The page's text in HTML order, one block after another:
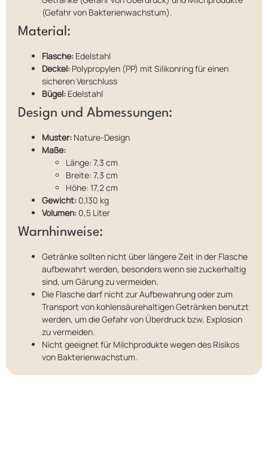
(Gefahr von Bakterienwachstum).
Material:
Flasche: Edelstahl
Deckel: Polypropylen (PP) mit Silikonring für einen
sicheren Verschluss
Bügel: Edelstahl
Design und Abmessungen:
Muster: Nature-Design
Maße:
Länge: 7,3 cm
Breite: 7,3 cm
Höhe: 17,2 cm
Gewicht: 0,130 kg
Volumen: 0,5 Liter
Warnhinweise:
Getränke sollten nicht über längere Zeit in der Flasche
aufbewahrt werden, besonders wenn sie zuckerhaltig
sind, um Gärung zu vermeiden.
Die Flasche darf nicht zur Aufbewahrung oder zum
Transport von kohlensäurehaltigen Getränken benutzt
werden, um die Gefahr von Überdruck bzw. Explosion
zu vermeiden.
Nicht geeignet für Milchprodukte wegen des Risikos
von Bakterienwachstum.